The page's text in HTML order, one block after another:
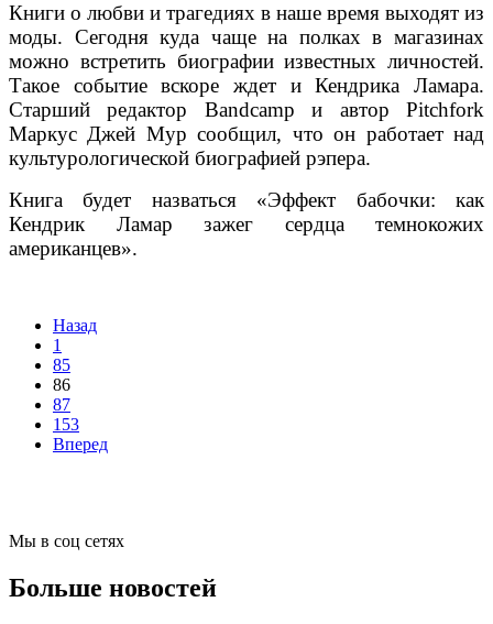
Книги о любви и трагедиях в наше время выходят из
моды. Сегодня куда чаще на полках в магазинах
можно встретить биографии известных личностей.
Такое событие вскоре ждет и Кендрика Ламара.
Старший редактор Bandcamp и автор Pitchfork
Маркус Джей Мур сообщил, что он работает над
культурологической биографией рэпера.
Книга будет назваться «Эффект бабочки: как
Кендрик Ламар зажег сердца темнокожих
американцев».
Назад
1
85
86
87
153
Вперед
Мы в соц сетях
Больше новостей